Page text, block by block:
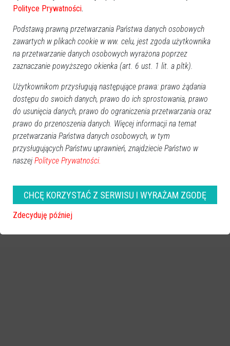
Polityce Prywatności.
Podstawą prawną przetwarzania Państwa danych osobowych
zawartych w plikach cookie w ww. celu, jest zgoda użytkownika
na przetwarzanie danych osobowych wyrażona poprzez
zaznaczanie powyższego okienka (art. 6 ust. 1 lit. a pltk).
Użytkownikom przysługują następujące prawa: prawo żądania
dostępu do swoich danych, prawo do ich sprostowania, prawo
do usunięcia danych, prawo do ograniczenia przetwarzania oraz
prawo do przenoszenia danych. Więcej informacji na temat
przetwarzania Państwa danych osobowych, w tym
przysługujących Państwu uprawnień, znajdziecie Państwo w
naszej Polityce Prywatności.
CHCĘ KORZYSTAĆ Z SERWISU I WYRAŻAM ZGODĘ
Zdecyduję później